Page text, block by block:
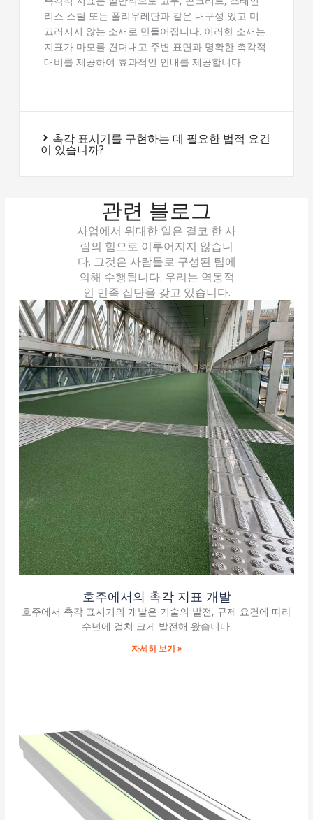
리스 스틸 또는 폴리우레탄과 같은 내구성 있고 미
끄러지지 않는 소재로 만들어집니다. 이러한 소재는
지표가 마모를 견뎌내고 주변 표면과 명확한 촉각적
대비를 제공하여 효과적인 안내를 제공합니다.
촉각 표시기를 구현하는 데 필요한 법적 요건
이 있습니까?
관련 블로그
사업에서 위대한 일은 결코 한 사
람의 힘으로 이루어지지 않습니
다. 그것은 사람들로 구성된 팀에
의해 수행됩니다. 우리는 역동적
인 민족 집단을 갖고 있습니다.
호주에서의 촉각 지표 개발
호주에서 촉각 표시기의 개발은 기술의 발전, 규제 요건에 따라
수년에 걸쳐 크게 발전해 왔습니다.
자세히 보기 »